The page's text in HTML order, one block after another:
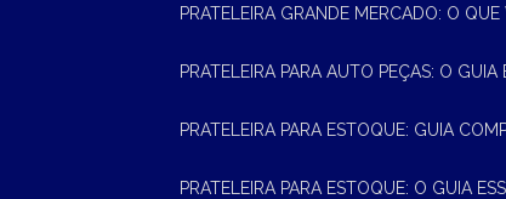
PRATELEIRA GRANDE MERCADO: O
PRATELEIRA PARA AUTO PEÇAS: O
PRATELEIRA PARA ESTOQUE: GUIA
PRATELEIRA PARA ESTOQUE: O GUIA